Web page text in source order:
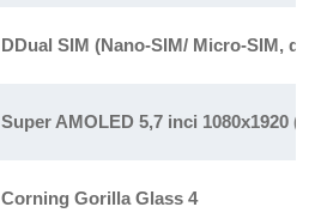
DDual SIM (Nano-SIM/ Micro-SIM,
Super AMOLED 5,7 inci 1080x1920
Corning Gorilla Glass 4